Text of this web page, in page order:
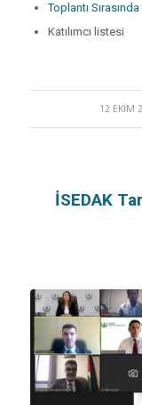
Toplantı
Katılımcı listesi
12 EKIM
/
İSEDAK